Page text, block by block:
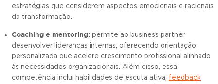
estratégias que considerem aspectos emocionais e racionais
da transformação.
Coaching e mentoring: permite ao business partner
desenvolver lideranças internas, oferecendo orientação
personalizada que acelere crescimento profissional alinhado
às necessidades organizacionais. Além disso, essa
competência inclui habilidades de escuta ativa, feedback